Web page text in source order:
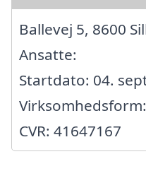
Ballevej 5, 8600
Ansatte:
Startdato: 04.
CVR: 41647167